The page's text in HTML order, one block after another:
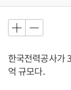
한국전력공사가
억 규모다.